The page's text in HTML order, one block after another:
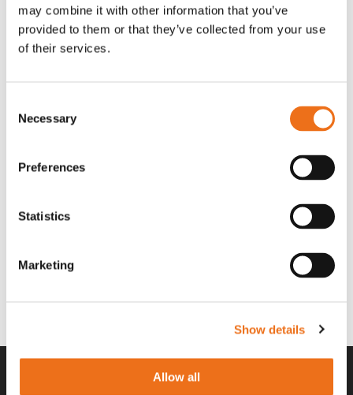
may combine it with other information that you’ve
provided to them or that they’ve collected from your use
of their services.
Selection
Necessary
Preferences
Statistics
Marketing
Show details
Allow all
35 730kr (ex. moms) 530kr (ex. moms)
finger spakställ